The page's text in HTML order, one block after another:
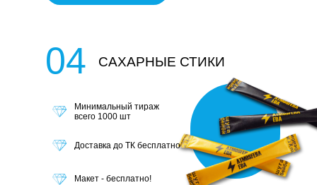
04 САХАРНЫЕ СТИКИ
Минимальный тираж
всего 1000 шт
Доставка до ТК бесплатно
Макет - бесплатно!